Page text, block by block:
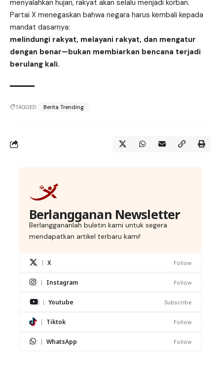
menyalahkan hujan, rakyat akan selalu menjadi korban.
Partai X menegaskan bahwa negara harus kembali kepada
mandat dasarnya:
melindungi rakyat, melayani rakyat, dan mengatur
dengan benar—bukan membiarkan bencana terjadi
berulang kali.
TAGGED: Berita Trending
Berlangganan Newsletter
Berlanggananlah buletin kami untuk segera
mendapatkan artikel terbaru kami!
X Follow
Instagram Follow
Youtube Subscribe
Tiktok Follow
WhatsApp Follow